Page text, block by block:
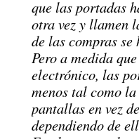
que las portadas
otra vez y llamen
de las compras
Pero a medida
electrónico, las
menos tal como
pantallas en vez
dependiendo de